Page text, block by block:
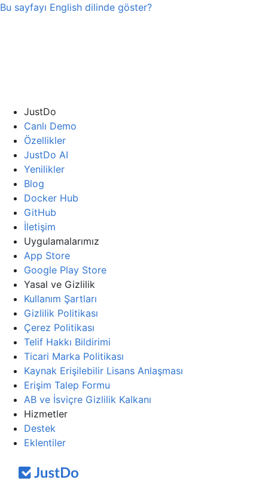
Bu sayfayı English dilinde göster?
JustDo
Canlı Demo
Özellikler
JustDo AI
Yenilikler
Blog
Docker Hub
GitHub
İletişim
Uygulamalarımız
App Store
Google Play Store
Yasal ve Gizlilik
Kullanım Şartları
Gizlilik Politikası
Çerez Politikası
Telif Hakkı Bildirimi
Ticari Marka Politikası
Kaynak Erişilebilir Lisans Anlaşması
Erişim Talep Formu
AB ve İsviçre Gizlilik Kalkanı
Hizmetler
Destek
Eklentiler